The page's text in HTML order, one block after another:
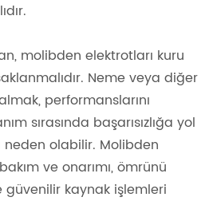
molibden elektrotları kuru
Neme veya diğer
performanslarını
sırasında başarısızlığa yol
olabilir. Molibden
ve onarımı, ömrünü
kaynak işlemleri